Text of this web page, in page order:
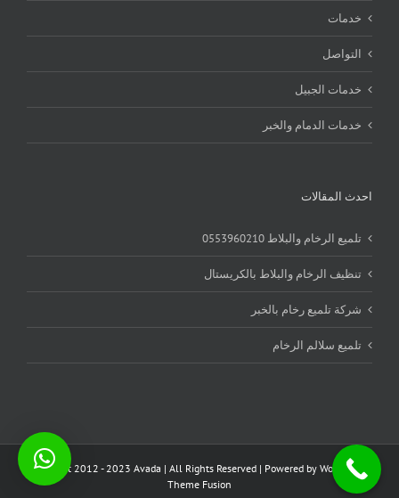
خدمات
التواصل
خدمات الجبيل
خدمات الدمام والخبر
احدث المقالات
تلميع الرخام والبلاط 0553960210
تنظيف الرخام والبلاط بالكريستال
شركة تلميع رخام بالخبر
تلميع سلالم الرخام
Copyright 2012 - 2023 Avada | All Rights Reserved | Powered by WordPress
Theme Fusion